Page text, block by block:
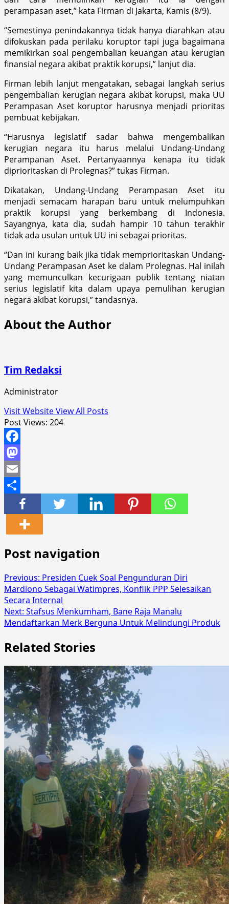
perampasan aset,” kata Firman di Jakarta, Kamis (8/9).
“Semestinya penindakannya tidak hanya diarahkan atau
difokuskan pada perilaku koruptor tapi juga bagaimana
memikirkan soal pengembalian keuangan atau kerugian
finansial negara akibat praktik korupsi,” lanjut dia.
Firman lebih lanjut mengatakan, sebagai langkah serius
pengembalian kerugian negara akibat korupsi, maka UU
Perampasan Aset koruptor harusnya menjadi prioritas
pembuat kebijakan.
“Harusnya legislatif sadar bahwa mengembalikan
kerugian negara itu harus melalui Undang-Undang
Perampanan Aset. Pertanyaannya kenapa itu tidak
diprioritaskan di Prolegnas?” tukas Firman.
Dikatakan, Undang-Undang Perampasan Aset itu
menjadi semacam harapan baru untuk melumpuhkan
praktik korupsi yang berkembang di Indonesia.
Sayangnya, kata dia, sudah hampir 10 tahun terakhir
tidak ada usulan untuk UU ini sebagai prioritas.
“Dan ini kurang baik jika tidak memprioritaskan Undang-
Undang Perampasan Aset ke dalam Prolegnas. Hal inilah
yang memunculkan kecurigaan publik tentang niatan
serius legislatif kita dalam upaya pemulihan kerugian
negara akibat korupsi,” tandasnya.
About the Author
Tim Redaksi
Administrator
Visit WebsiteView All Posts
Post Views: 204
Facebook
Mastodon
Email
Share
Post navigation
Previous: Presiden Cuek Soal Pengunduran Diri
Mardiono Sebagai Watimpres, Konflik PPP Selesaikan
Secara Internal
Next: Stafsus Menkumham, Bane Raja Manalu
Mendaftarkan Merk Berguna Untuk Melindungi Produk
Related Stories